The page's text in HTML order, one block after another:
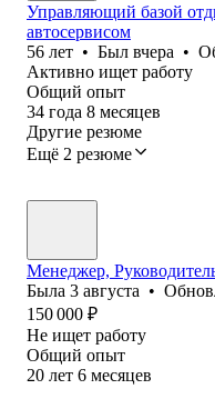
Управляющий базой
автосервисом
56 лет • Был вчера •
Активно ищет работу
Общий опыт
34 года 8 месяцев
Другие резюме
Ещё 2 резюме
Менеджер,
Была 3 августа •
150 000 ₽
Не ищет работу
Общий опыт
20 лет 6 месяцев